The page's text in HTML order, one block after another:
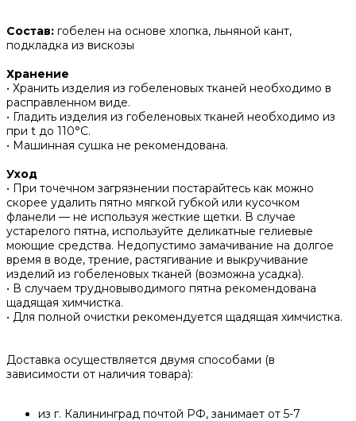
Состав: гобелен на основе хлопка, льняной кант,
подкладка из вискозы
Хранение
• Хранить изделия из гобеленовых тканей необходимо в
расправленном виде.
• ‌Гладить изделия из гобеленовых тканей необходимо из
при t до 110°С.
• ‌Машинная сушка не рекомендована.
Уход
• При точечном загрязнении постарайтесь как можно
скорее удалить пятно мягкой губкой или кусочком
фланели — не используя жесткие щетки. В случае
устарелого пятна, используйте деликатные гелиевые
моющие средства. Недопустимо замачивание на долгое
время в воде, трение, растягивание и выкручивание
изделий из гобеленовых тканей (возможна усадка).
• В случаем трудновыводимого пятна рекомендована
щадящая химчистка.
• Для полной очистки рекомендуется щадящая химчистка.
Доставка осуществляется двумя способами (в
зависимости от наличия товара):
из г. Калининград почтой РФ, занимает от 5-7